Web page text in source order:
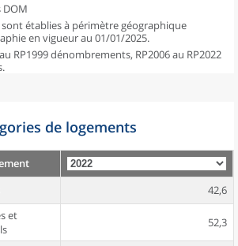
DOM
établies à périmètre géographique
en vigueur au 01/01/2025.
RP1999 dénombrements, RP2006 au RP2022
de logements
42,6
et
52,3